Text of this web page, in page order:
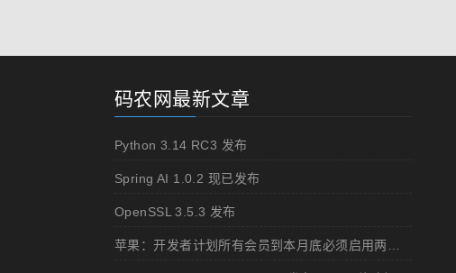
码农网最新文章
Python 3.14 RC3 发布
Spring AI 1.0.2 现已发布
OpenSSL 3.5.3 发布